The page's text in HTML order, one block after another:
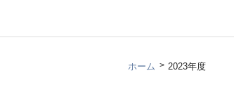
ホーム 2023年度